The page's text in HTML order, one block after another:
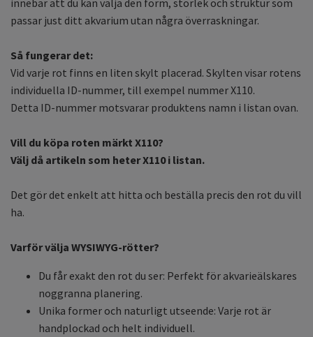
passar just ditt akvarium utan några överraskningar.
Så fungerar det:
Vid varje rot finns en liten skylt placerad. Skylten visar rotens
individuella ID-nummer, till exempel nummer X110.
Detta ID-nummer motsvarar produktens namn i listan ovan.
Vill du köpa roten märkt X110?
Välj då artikeln som heter X110 i listan.
Det gör det enkelt att hitta och beställa precis den rot du vill
ha.
Varför välja WYSIWYG-rötter?
Du får exakt den rot du ser: Perfekt för akvarieälskares
noggranna planering.
Unika former och naturligt utseende: Varje rot är
handplockad och helt individuell.